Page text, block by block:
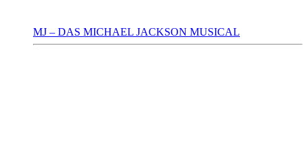
MJ – DAS MICHAEL JACKSON MUSICAL